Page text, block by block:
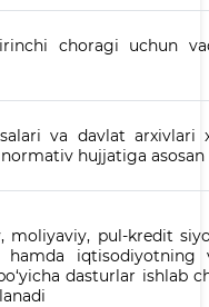
choragi uchun
va davlat arxivlari
hujjatiga asosan
moliyaviy, pul-kredit
hamda
dasturlar ishlab